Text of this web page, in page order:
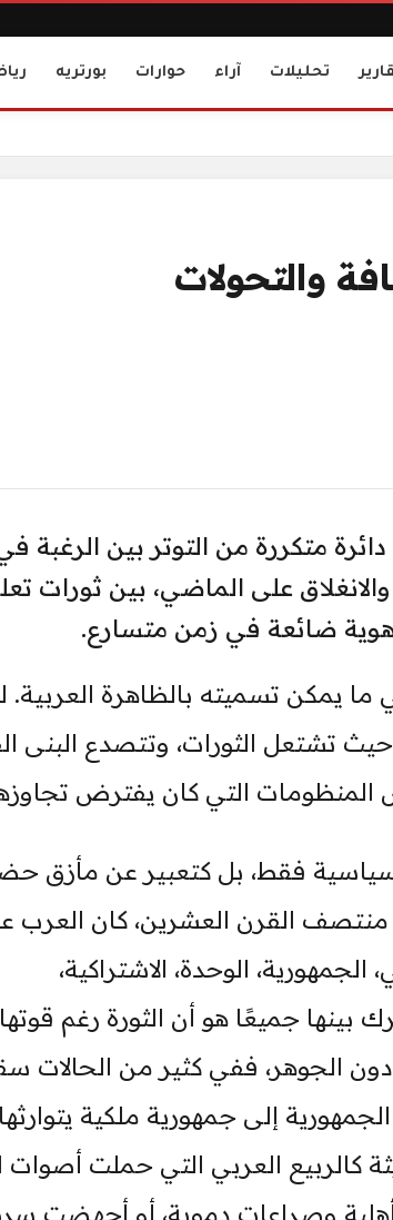
تحليلات آراء حوارات بورتريه
والتحولات
متكررة من التوتر بين الرغبة
على الماضي، بين ثورات
ضائعة في زمن متسارع.
يمكن تسميته بالظاهرة
تشتعل الثورات، وتتصدع البنى
المنظومات التي كان يفترض
سياسية فقط، بل كتعبير عن مأزق
منتصف القرن العشرين، كان العرب
الوحدة، الاشتراكية،
بينها جميعًا هو أن الثورة رغم قوتها
دون الجوهر، ففي كثير من الحالات
إلى جمهورية ملكية يتوارثها
كالربيع العربي التي حملت أصوات
وصراعات دموية، أو أجهضت